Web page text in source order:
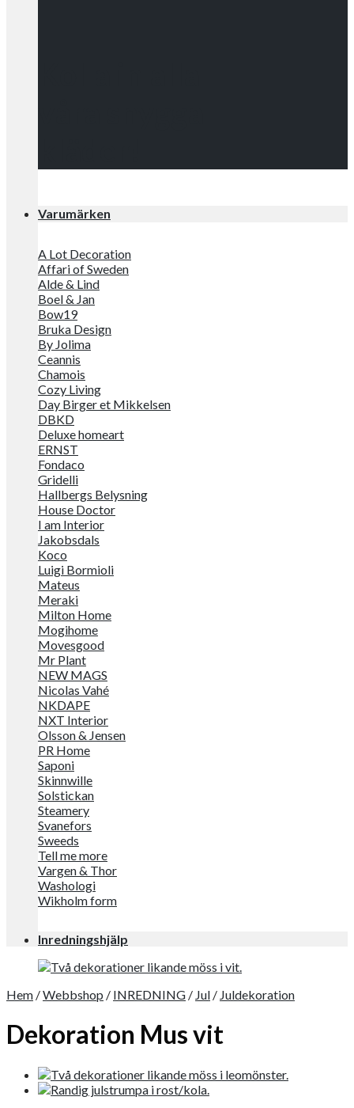
Varumärken
A Lot Decoration
Affari of Sweden
Alde & Lind
Boel & Jan
Bow19
Bruka Design
By Jolima
Ceannis
Chamois
Cozy Living
Day Birger et Mikkelsen
DBKD
Deluxe homeart
ERNST
Fondaco
Gridelli
Hallbergs Belysning
House Doctor
I am Interior
Jakobsdals
Koco
Luigi Bormioli
Mateus
Meraki
Milton Home
Mogihome
Movesgood
Mr Plant
NEW MAGS
Nicolas Vahé
NKDAPE
NXT Interior
Olsson & Jensen
PR Home
Saponi
Skinnwille
Solstickan
Steamery
Svanefors
Sweeds
Tell me more
Vargen & Thor
Washologi
Wikholm form
Inredningshjälp
Hem /Webbshop / INREDNING / Jul / Juldekoration
Dekoration Mus vit